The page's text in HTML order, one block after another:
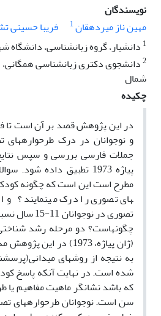
نویسندگان
مهین ناز میردهقان1 فریبا حسینی
1 دانشیار، گروه زبانشناسی، دانشگاه
2دانشجوی دکتری زبانشناسی همگانی،
شمال
چکیده
در این­ پژوهش ­قصد بر آن است تا
جملات فارسی بررسی و سپس
پیاژه 1973 تطبیق داده
های تصوری را درک می­نمایند ؟ و
چگونه­است؟ دو مرحله رشد
(ژان پیاژه، 1973) در
به نتیجه از روش­های
شده­ است. در نهایت آنکه پاسخ
که باشد نشانگر ماهیت مفاهیم یا
سن است. نوجوانان طرحواره­های